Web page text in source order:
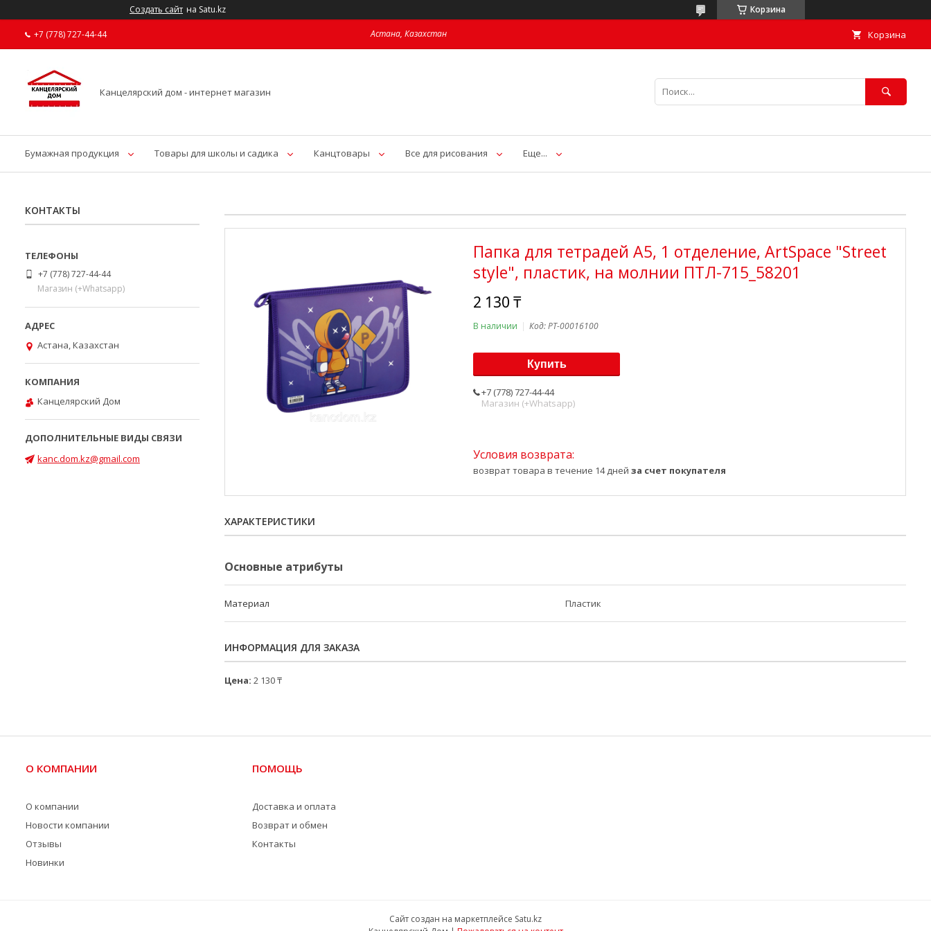
Создать сайт на Satu.kz Корзина
+7 (778) 727-44-44 Астана, Казахстан Корзина
Канцелярский дом - интернет магазин
Бумажная продукция Товары для школы и садика Канцтовары Все для рисования Еще...
Папка для тетрадей А5, 1 отделение, ArtSpace "Street
style", пластик, на молнии ПТЛ-715_58201
2 130 ₸
В наличии Код:PT-00016100
Купить
+7 (778) 727-44-44
Магазин (+Whatsapp)
возврат товара в течение 14 дней за счет покупателя
ХАРАКТЕРИСТИКИ
Основные атрибуты
Материал Пластик
ИНФОРМАЦИЯ ДЛЯ ЗАКАЗА
Цена: 2 130 ₸
КОНТАКТЫ
+7 (778) 727-44-44
Магазин (+Whatsapp)
Астана, Казахстан
Канцелярский Дом
kanc.dom.kz@gmail.com
О КОМПАНИИ
О компании
Новости компании
Отзывы
Новинки
ПОМОЩЬ
Доставка и оплата
Возврат и обмен
Контакты
Сайт создан на маркетплейсе Satu.kz